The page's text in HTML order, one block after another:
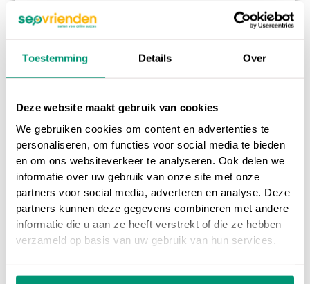
Toestemming Details Over
Deze website maakt gebruik van cookies
We gebruiken cookies om content en advertenties te
personaliseren, om functies voor social media te bieden
en om ons websiteverkeer te analyseren. Ook delen we
informatie over uw gebruik van onze site met onze
partners voor social media, adverteren en analyse. Deze
partners kunnen deze gegevens combineren met andere
informatie die u aan ze heeft verstrekt of die ze hebben
verzameld op basis van uw gebruik van hun services.
Op onsonline marketing blog
interessante artikelen over online marketing, of
Heb je nog vragen overE-mail spam, neem dan
gerust contact met ons op.
Wil je meer weten over online marketing om je
website beter vindbaar te maken?Wij
zoekmachine optimalisatie en SEA